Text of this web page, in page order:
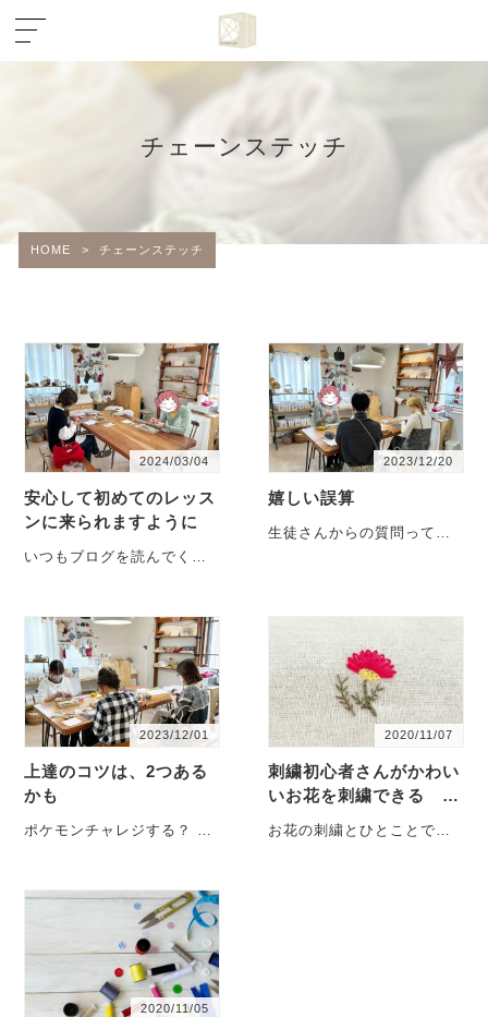
チェーンステッチ
HOME > チェーンステッチ
2024/03/04
安心して初めてのレッス
ンに来られますように
いつもブログを読んでくだ
イテムはこれ！」ってわか
っ・・・
2023/12/20
嬉しい誤算
生徒さんからの質問って、
ら、・・・
2023/12/01
上達のコツは、2つある
かも
ポケモンチャレジする？ ス
るときに 最初受け・・・
2020/11/07
刺繍初心者さんがかわい
いお花を刺繍できる 〜
チェーンステッチの仲間
たち〜
お花の刺繍とひとことで言
2020/11/05